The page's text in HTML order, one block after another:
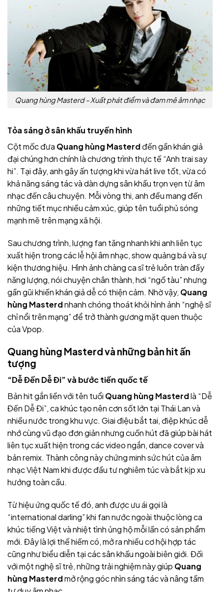
Quang hùng Masterd – Xuất phát điểm và đam mê âm nhạc
Tỏa sáng ở sân khấu truyền hình
Cột mốc đưa Quang hùng Masterdđến gần khán giả
đại chúng hơn chính là chương trình thực tế “Anh trai say
hi”. Tại đây, anh gây ấn tượng khi vừa hát live tốt, vừa có
khả năng sáng tác và dàn dựng sân khấu trọn vẹn từ âm
nhạc đến câu chuyện. Mỗi vòng thi, anh đều mang đến
những tiết mục nhiều cảm xúc, giúp tên tuổi phủ sóng
mạnh mẽ trên mạng xã hội.
Sau chương trình, lượng fan tăng nhanh khi anh liên tục
xuất hiện trong các lễ hội âm nhạc, show quảng bá và sự
kiện thương hiệu. Hình ảnh chàng ca sĩ trẻ luôn tràn đầy
năng lượng, nói chuyện chân thành, hơi “ngố tàu” nhưng
gần gũi khiến khán giả dễ có thiện cảm. Nhờ vậy, Quang
hùng Masterdnhanh chóng thoát khỏi hình ảnh “nghệ sĩ
chỉ nổi trên mạng” để trở thành gương mặt quen thuộc
của Vpop.
Quang hùng Masterd và những bản hit ấn
tượng
“Dễ Đến Dễ Đi” và bước tiến quốc tế
Bản hit gắn liền với tên tuổi Quang hùng Masterdlà “Dễ
Đến Dễ Đi”, ca khúc tạo nên cơn sốt lớn tại Thái Lan và
nhiều nước trong khu vực. Giai điệu bắt tai, điệp khúc dễ
nhớ cùng vũ đạo đơn giản nhưng cuốn hút đã giúp bài hát
liên tục xuất hiện trong các video ngắn, dance cover và
bản remix. Thành công này chứng minh sức hút của âm
nhạc Việt Nam khi được đầu tư nghiêm túc và bắt kịp xu
hướng toàn cầu.
Từ hiệu ứng quốc tế đó, anh được ưu ái gọi là
“international darling” khi fan nước ngoài thuộc lòng ca
khúc tiếng Việt và nhiệt tình ủng hộ mỗi lần có sản phẩm
mới. Đây là lợi thế hiếm có, mở ra nhiều cơ hội hợp tác
cũng như biểu diễn tại các sân khấu ngoài biên giới. Đối
với một nghệ sĩ trẻ, những trải nghiệm này giúp Quang
hùng Masterdmở rộng góc nhìn sáng tác và nâng tầm